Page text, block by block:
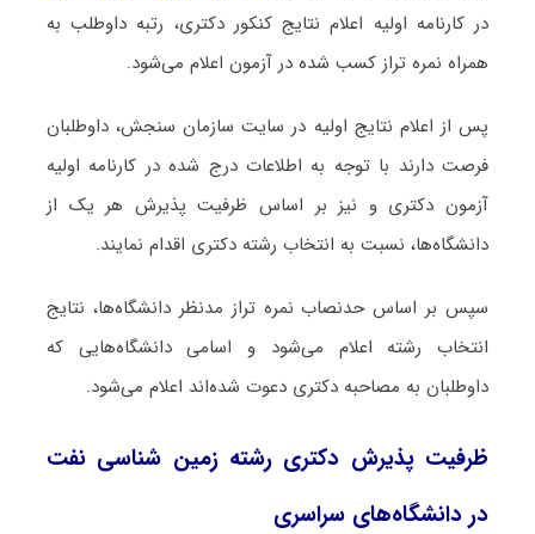
در کارنامه اولیه اعلام نتایج کنکور دکتری، رتبه داوطلب به
همراه نمره تراز کسب شده در آزمون اعلام می‌شود.
پس از اعلام نتایج اولیه در سایت سازمان سنجش، داوطلبان
فرصت دارند با توجه به اطلاعات درج شده در کارنامه اولیه
آزمون دکتری و نیز بر اساس ظرفیت پذیرش هر یک از
دانشگاه‌ها، نسبت به انتخاب رشته دکتری اقدام نمایند.
سپس بر اساس حدنصاب نمره تراز مدنظر دانشگاه‌ها، نتایج
انتخاب رشته اعلام می‌شود و اسامی دانشگاه‌هایی که
داوطلبان به مصاحبه دکتری دعوت شده‌اند اعلام می‌شود.
ظرفیت پذیرش دکتری رشته زمین شناسی ﻧﻔﺖ
در دانشگاه‌های سراسری